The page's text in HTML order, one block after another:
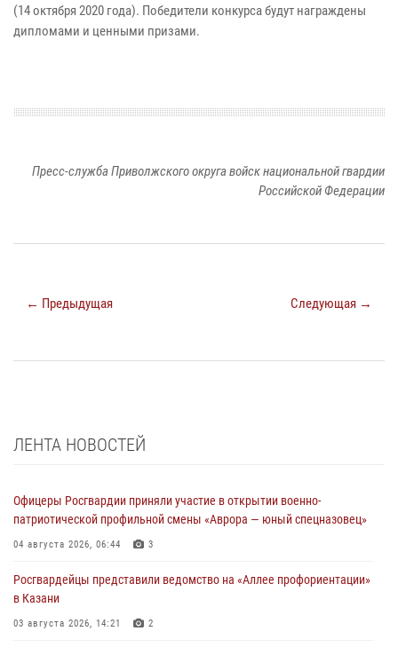
(14 октября 2020 года). Победители конкурса будут награждены
дипломами и ценными призами.
Пресс-служба Приволжского округа войск национальной гвардии
Российской Федерации
← Предыдущая Следующая →
ЛЕНТА НОВОСТЕЙ
Офицеры Росгвардии приняли участие в открытии военно-
патриотической профильной смены «Аврора — юный спецназовец»
04 августа 2026, 06:44 3
Росгвардейцы представили ведомство на «Аллее профориентации»
в Казани
03 августа 2026, 14:21 2